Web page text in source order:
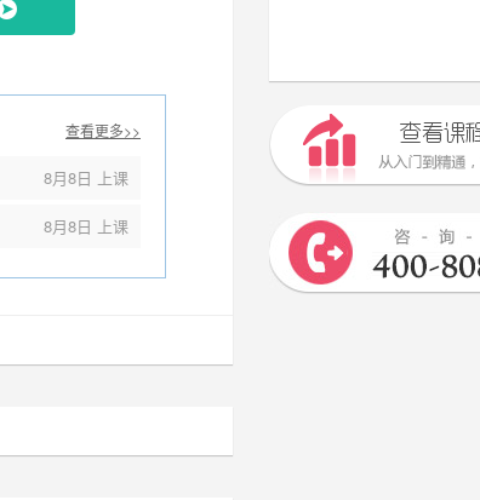
查看更多>>
8月8日 上课
8月8日 上课